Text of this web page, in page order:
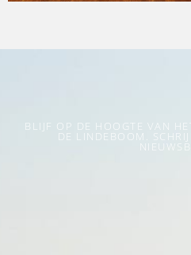
BLIJF OP DE HOOGTE VAN
DE LINDEBOOM.